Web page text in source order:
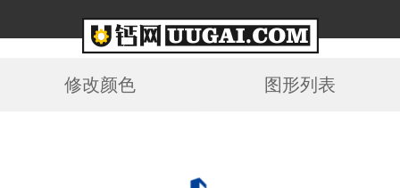
修改颜色 图形列表